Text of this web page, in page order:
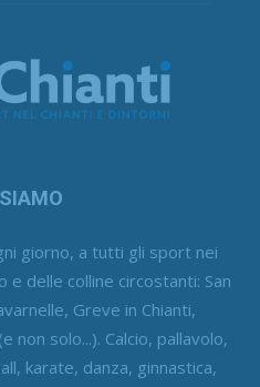
giorno, a tutti gli sport nei
e delle colline circostanti: San
Greve in Chianti,
non solo...). Calcio, pallavolo,
karate, danza, ginnastica,